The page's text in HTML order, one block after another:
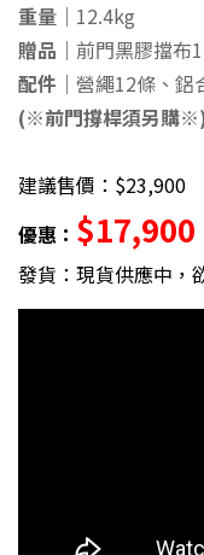
重量｜ 12.4kg
贈品｜ 前門黑膠擋布
配件｜ 營繩12條、鋁
(※前門撐桿須另購
建議售價：$23,900
優惠： $17,900
發貨：現貨供應中，